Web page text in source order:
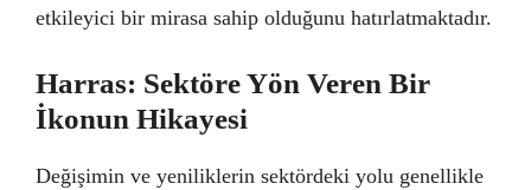
etkileyici bir mirasa sahip olduğunu hatırlatmaktadır.
Harras: Sektöre Yön Veren Bir
İkonun Hikayesi
Değişimin ve yeniliklerin sektördeki yolu genellikle